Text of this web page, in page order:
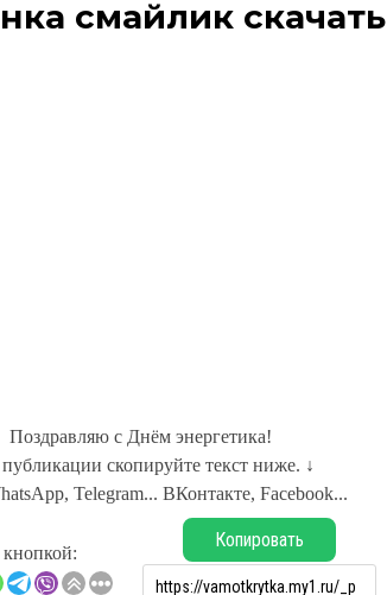
смайлик скачать
Поздравляю с Днём энергетика!
скопируйте текст ниже. ↓
Telegram... ВКонтакте, Facebook...
Копировать